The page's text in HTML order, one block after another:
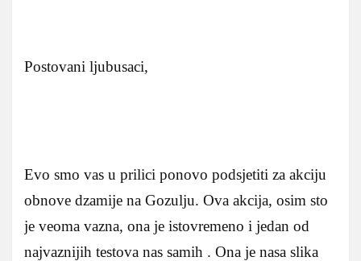
Postovani ljubusaci,
Evo smo vas u prilici ponovo podsjetiti za akciju
obnove dzamije na Gozulju. Ova akcija, osim sto
je veoma vazna, ona je istovremeno i jedan od
najvaznijih testova nas samih . Ona je nasa slika